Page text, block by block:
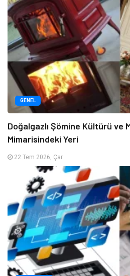
GENEL
Doğalgazlı Şömine Kültürü ve
Mimarisindeki Yeri
22 Tem 2026, Çar